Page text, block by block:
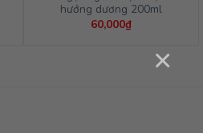
×
hướng dương 200ml
60,000₫